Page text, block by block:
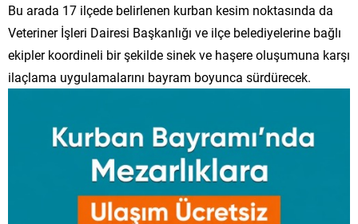
Bu arada 17 ilçede belirlenen kurban kesim noktasında da
Veteriner İşleri Dairesi Başkanlığı ve ilçe belediyelerine bağlı
ekipler koordineli bir şekilde sinek ve haşere oluşumuna karşı
ilaçlama uygulamalarını bayram boyunca sürdürecek.